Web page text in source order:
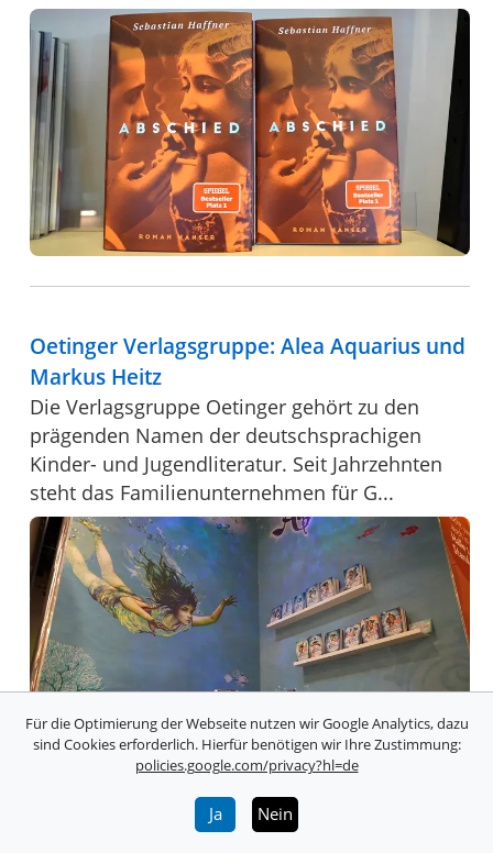
Oetinger Verlagsgruppe: Alea Aquarius und
Markus Heitz
Die Verlagsgruppe Oetinger gehört zu den
prägenden Namen der deutschsprachigen
Kinder- und Jugendliteratur. Seit Jahrzehnten
steht das Familienunternehmen für G...
Für die Optimierung der Webseite nutzen wir Google Analytics, dazu
sind Cookies erforderlich. Hierfür benötigen wir Ihre Zustimmung:
policies.google.com/privacy?hl=de
Ja Nein